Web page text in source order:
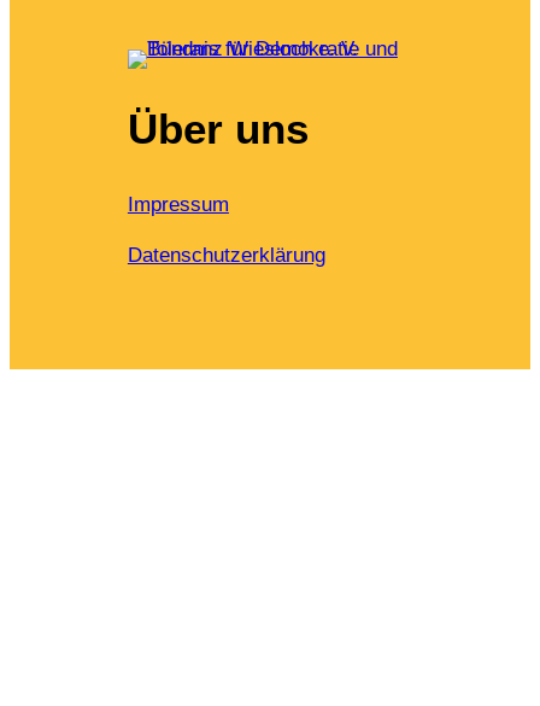
Über uns
Impressum
Datenschutzerklärung